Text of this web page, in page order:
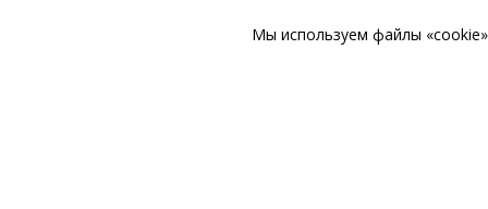
Мы используем файлы «cookie»